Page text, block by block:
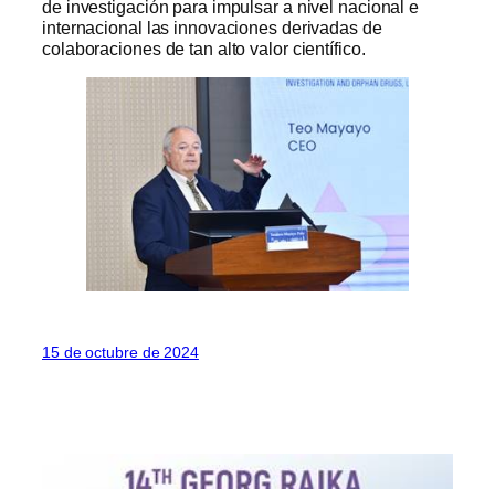
de investigación para impulsar a nivel nacional e
internacional las innovaciones derivadas de
colaboraciones de tan alto valor científico.
15 de octubre de 2024